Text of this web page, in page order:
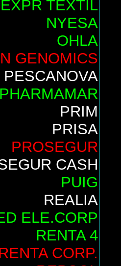
TEXTIL
NYESA
OHLA
GENOMICS
PESCANOVA
PHARMAMAR
PRIM
PRISA
PROSEGUR
CASH
PUIG
REALIA
ELE.CORP
RENTA 4
CORP.